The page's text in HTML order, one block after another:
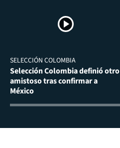
SELECCIÓN COLOMBIA
Selección Colombia definió otro
amistoso tras confirmar a
México